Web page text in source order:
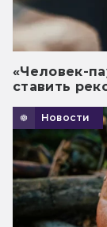
«Человек-
ставить
Новости